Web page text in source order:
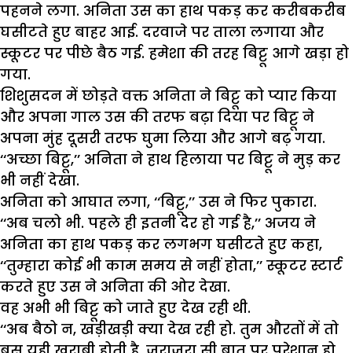
पहनने लगा. अनिता उस का हाथ पकड़ कर करीबकरीब
घसीटते हुए बाहर आई. दरवाजे पर ताला लगाया और
स्कूटर पर पीछे बैठ गई. हमेशा की तरह बिट्टू आगे खड़ा हो
गया.
शिशुसदन में छोड़ते वक्त अनिता ने बिट्टू को प्यार किया
और अपना गाल उस की तरफ बढ़ा दिया पर बिट्टू ने
अपना मुंह दूसरी तरफ घुमा लिया और आगे बढ़ गया.
‘‘अच्छा बिट्टू,’’ अनिता ने हाथ हिलाया पर बिट्टू ने मुड़ कर
भी नहीं देखा.
अनिता को आघात लगा, ‘‘बिट्टू,’’ उस ने फिर पुकारा.
‘‘अब चलो भी. पहले ही इतनी देर हो गई है,’’ अजय ने
अनिता का हाथ पकड़ कर लगभग घसीटते हुए कहा,
‘‘तुम्हारा कोई भी काम समय से नहीं होता,’’ स्कूटर स्टार्ट
करते हुए उस ने अनिता की ओर देखा.
वह अभी भी बिट्टू को जाते हुए देख रही थी.
‘‘अब बैठो न, खड़ीखड़ी क्या देख रही हो. तुम औरतों में तो